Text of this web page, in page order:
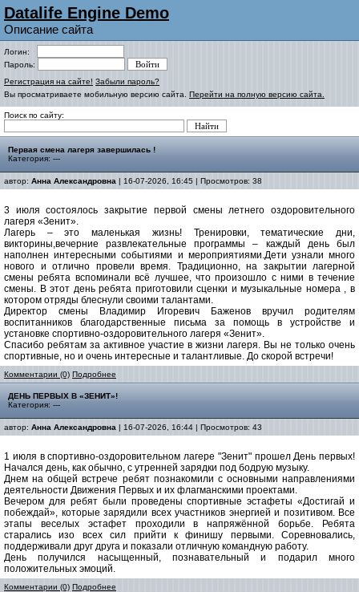
Datalife Engine Demo
Описание сайта
Логин:
Пароль:
Регистрация на сайте! Забыли пароль?
Вы просматриваете мобильную версию сайта. Перейти на полную версию сайта.
Поиск по сайту:
Первая смена лагеря завершилась !
Категория: ---
автор: Анна Александровна | 16-07-2026, 16:45 | Просмотров: 38
3 июля состоялось закрытие первой смены летнего оздоровительного
лагеря «Зенит».
Лагерь – это маленькая жизнь! Тренировки, тематические дни,
викторины,вечерние развлекательные программы – каждый день был
наполнен интересными событиями и мероприятиями.Дети узнали много
нового и отлично провели время. Традиционно, на закрытии лагерной
смены ребята вспоминали всё лучшее, что произошло с ними в течение
смены. В этот день ребята приготовили сценки и музыкальные номера , в
котором отряды блеснули своими талантами.
Директор смены Владимир Игоревич Баженов вручил родителям
воспитанников благодарственные письма за помощь в устройстве и
установке спортивно-оздоровительного лагеря «Зенит».
Спасибо ребятам за активное участие в жизни лагеря. Вы не только очень
спортивные, но и очень интересные и талантливые. До скорой встречи!
Комментарии (0) Подробнее
ДЕНЬ ПЕРВЫХ В «ЗЕНИТ»!
Категория: ---
автор: Анна Александровна | 16-07-2026, 16:44 | Просмотров: 43
1 июля в спортивно-оздоровительном лагере "Зенит" прошел День первых!
Начался день, как обычно, с утренней зарядки под бодрую музыку.
Днем на общей встрече ребят познакомили с основными направлениями
деятельности Движения Первых и их флагманскими проектами.
Вечером для ребят были проведены спортивные эстафеты «Достигай и
побеждай», которые зарядили всех участников энергией и позитивом. Все
этапы веселых эстафет проходили в напряжённой борьбе. Ребята
старались изо всех сил прийти к финишу первыми. Соревновались,
поддерживали друг друга и показали отличную командную работу.
День получился насыщенный, познавательный и подарил много
положительных эмоций.
Комментарии (0) Подробнее